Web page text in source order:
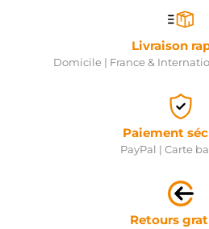
Livraison
Domicile | France &
Paiement
PayPal | Carte
Retours